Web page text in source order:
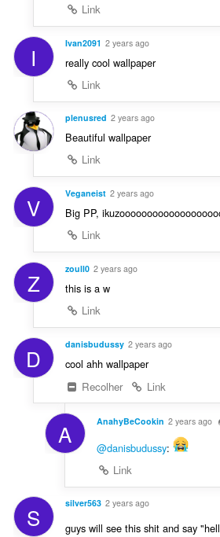
Link
I Ivan2091 2 years ago
really cool wallpaper
Link
plenusred 2 years ago
Beautiful wallpaper
Link
V Veganeist 2 years ago
Big PP,
Link
Z zoull0 2 years ago
this is a w
Link
D danisbudussy 2 years ago
cool ahh wallpaper
Recolher
Link
A AnahyBeCookin 2 years ago
@danisbudussy:
Link
S silver563 2 years ago
guys will see this shit and say